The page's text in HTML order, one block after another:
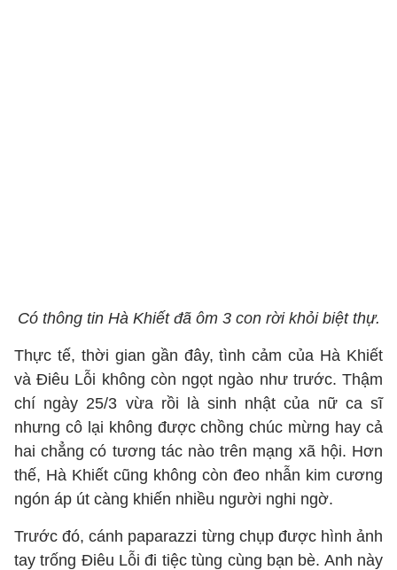
Có thông tin Hà Khiết đã ôm 3 con rời khỏi biệt thự.
Thực tế, thời gian gần đây, tình cảm của Hà Khiết
và Điêu Lỗi không còn ngọt ngào như trước. Thậm
chí ngày 25/3 vừa rồi là sinh nhật của nữ ca sĩ
nhưng cô lại không được chồng chúc mừng hay cả
hai chẳng có tương tác nào trên mạng xã hội. Hơn
thế, Hà Khiết cũng không còn đeo nhẫn kim cương
ngón áp út càng khiến nhiều người nghi ngờ.
Trước đó, cánh paparazzi từng chụp được hình ảnh
tay trống Điêu Lỗi đi tiệc tùng cùng bạn bè. Anh này